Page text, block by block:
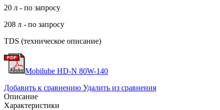
20 л - по запросу
208 л - по запросу
TDS (техническое описание)
Mobilube HD-N 80W-140
Добавить к сравнению Удалить из сравнения
Описание
Характеристики